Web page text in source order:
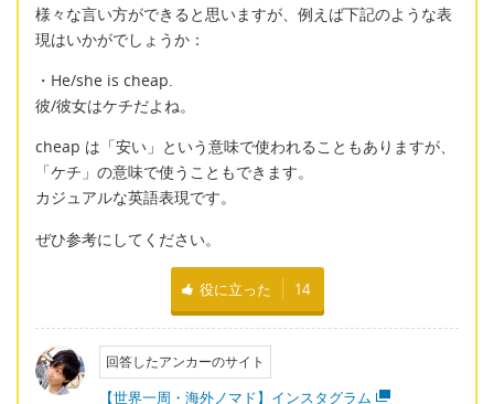
様々な言い方ができると思いますが、例えば下記のような表
現はいかがでしょうか：
・He/she is cheap.
彼/彼女はケチだよね。
cheap は「安い」という意味で使われることもありますが、
「ケチ」の意味で使うこともできます。
カジュアルな英語表現です。
ぜひ参考にしてください。
役に立った 14
回答したアンカーのサイト
【世界一周・海外ノマド】インスタグラム